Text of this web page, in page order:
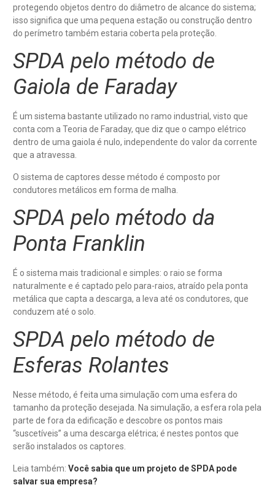
protegendo objetos dentro do diâmetro de alcance do sistema;
isso significa que uma pequena estação ou construção dentro
do perímetro também estaria coberta pela proteção.
SPDA pelo método de
Gaiola de Faraday
É um sistema bastante utilizado no ramo industrial, visto que
conta com a Teoria de Faraday, que diz que o campo elétrico
dentro de uma gaiola é nulo, independente do valor da corrente
que a atravessa.
O sistema de captores desse método é composto por
condutores metálicos em forma de malha.
SPDA pelo método da
Ponta Franklin
É o sistema mais tradicional e simples: o raio se forma
naturalmente e é captado pelo para-raios, atraído pela ponta
metálica que capta a descarga, a leva até os condutores, que
conduzem até o solo.
SPDA pelo método de
Esferas Rolantes
Nesse método, é feita uma simulação com uma esfera do
tamanho da proteção desejada. Na simulação, a esfera rola pela
parte de fora da edificação e descobre os pontos mais
“suscetíveis” a uma descarga elétrica; é nestes pontos que
serão instalados os captores.
Leia também: Você sabia que um projeto de SPDA pode
salvar sua empresa?